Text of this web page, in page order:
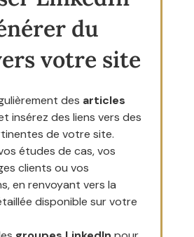
du
votre site
des articles
insérez des liens vers des
de votre site.
études de cas, vos
clients ou vos
en renvoyant vers la
disponible sur votre